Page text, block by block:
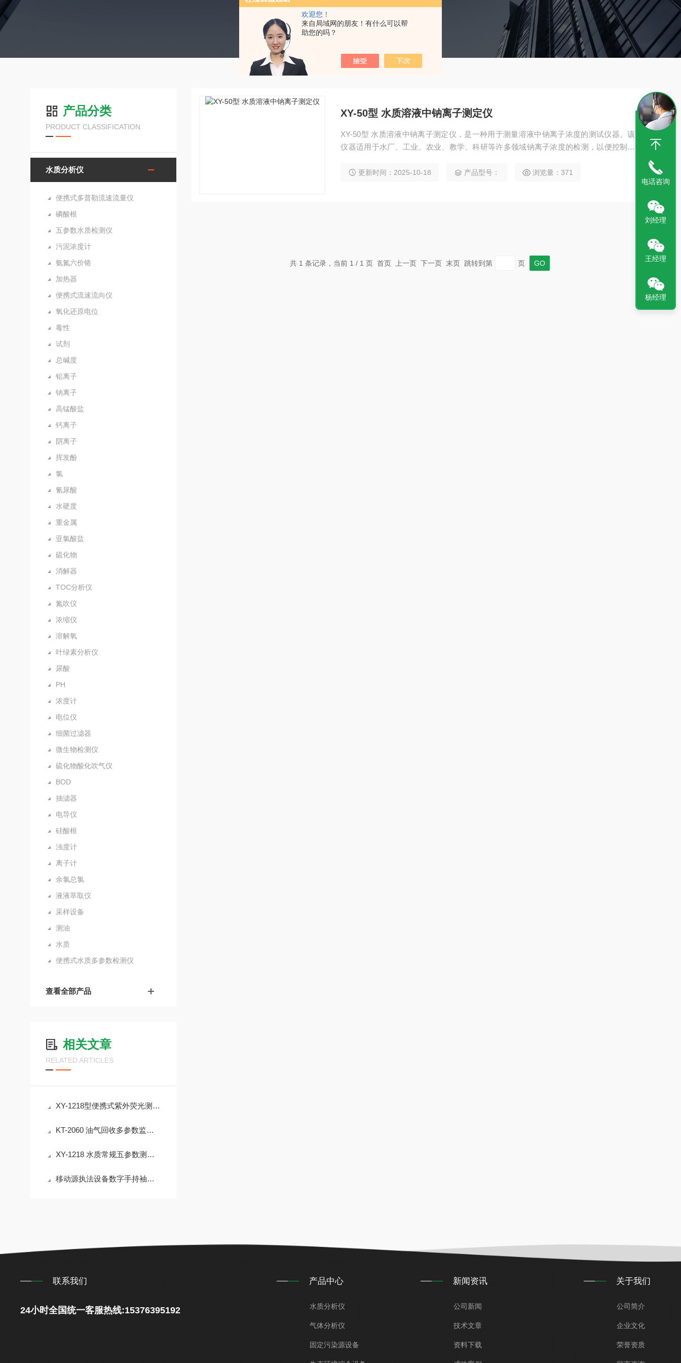
欢迎您！
来自局域网的朋友！有什么可以帮
助您的吗？
产品分类
PRODUCT CLASSIFICATION
水质分析仪
便携式多普勒流速流量仪
磷酸根
五参数水质检测仪
污泥浓度计
氨氮六价铬
加热器
便携式流速流向仪
氧化还原电位
毒性
试剂
总碱度
铅离子
钠离子
高锰酸盐
钙离子
阴离子
挥发酚
氯
氰尿酸
水硬度
重金属
亚氯酸盐
硫化物
消解器
TOC分析仪
氮吹仪
浓缩仪
溶解氧
叶绿素分析仪
尿酸
PH
浓度计
电位仪
细菌过滤器
微生物检测仪
硫化物酸化吹气仪
BOD
抽滤器
电导仪
硅酸根
浊度计
离子计
余氯总氯
液液萃取仪
采样设备
测油
水质
便携式水质多参数检测仪
查看全部产品
相关文章
RELATED ARTICLES
XY-1218型便携式紫外荧光测油仪可检测原油和矿物油类
KT-2060 油气回收多参数监测仪 可应用于防爆及非防爆场合等多应用场景
XY-1218 水质常规五参数测定仪 便携式COD氨氮总磷检测仪简介
移动源执法设备数字手持袖珍折射仪技术参数
XY-50型 水质溶液中钠离子测定仪
XY-50型 水质溶液中钠离子测定仪，是一种用于测量溶液中钠离子浓度的测试仪器。该
仪器适用于水厂、工业、农业、教学、科研等许多领域钠离子浓度的检测，以便控制被
更新时间：2025-10-18 产品型号： 浏览量：371
共 1 条记录，当前 1 / 1 页 首页 上一页 下一页 末页 跳转到第 页
联系我们
24小时全国统一客服热线:15376395192
产品中心
水质分析仪
气体分析仪
固定污染源设备
新闻资讯
公司新闻
技术文章
资料下载
关于我们
公司简介
企业文化
荣誉资质
电话咨询
刘经理
王经理
杨经理